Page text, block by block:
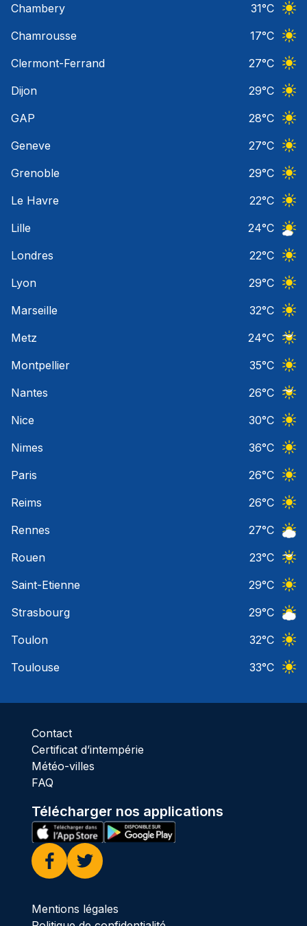
Chambery
31°C
Chamrousse
17°C
Clermont-Ferrand
27°C
Dijon
29°C
GAP
28°C
Geneve
27°C
Grenoble
29°C
Le Havre
22°C
Lille
24°C
Londres
22°C
Lyon
29°C
Marseille
32°C
Metz
24°C
Montpellier
35°C
Nantes
26°C
Nice
30°C
Nimes
36°C
Paris
26°C
Reims
26°C
Rennes
27°C
Rouen
23°C
Saint-Etienne
29°C
Strasbourg
29°C
Toulon
32°C
Toulouse
33°C
Contact
Certificat d’intempérie
Météo-villes
FAQ
Télécharger nos applications
Facebook
Twitter
Mentions légales